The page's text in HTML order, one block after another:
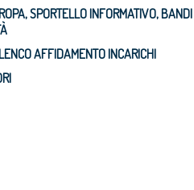
SPORTELLO INFORMATIVO, BANDI
AFFIDAMENTO INCARICHI